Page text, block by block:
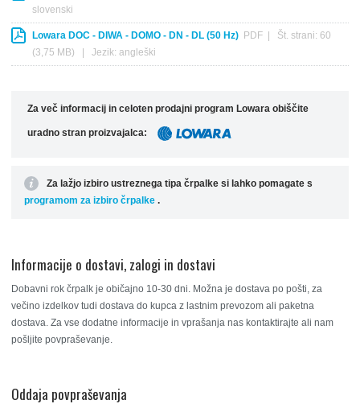
slovenski
Lowara DOC - DIWA - DOMO - DN - DL (50 Hz) PDF | Št. strani: 60
(3,75 MB) | Jezik: angleški
Za več informacij in celoten prodajni program Lowara obiščite
uradno stran proizvajalca:
Za lažjo izbiro ustreznega tipa črpalke si lahko pomagate s
programom za izbiro črpalke .
Informacije o dostavi, zalogi in dostavi
Dobavni rok črpalk je običajno 10-30 dni. Možna je dostava po pošti, za
večino izdelkov tudi dostava do kupca z lastnim prevozom ali paketna
dostava. Za vse dodatne informacije in vprašanja nas kontaktirajte ali nam
pošljite povpraševanje.
Oddaja povpraševanja